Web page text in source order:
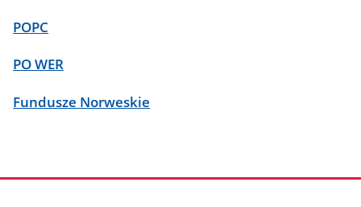
POPC
PO WER
Fundusze Norweskie